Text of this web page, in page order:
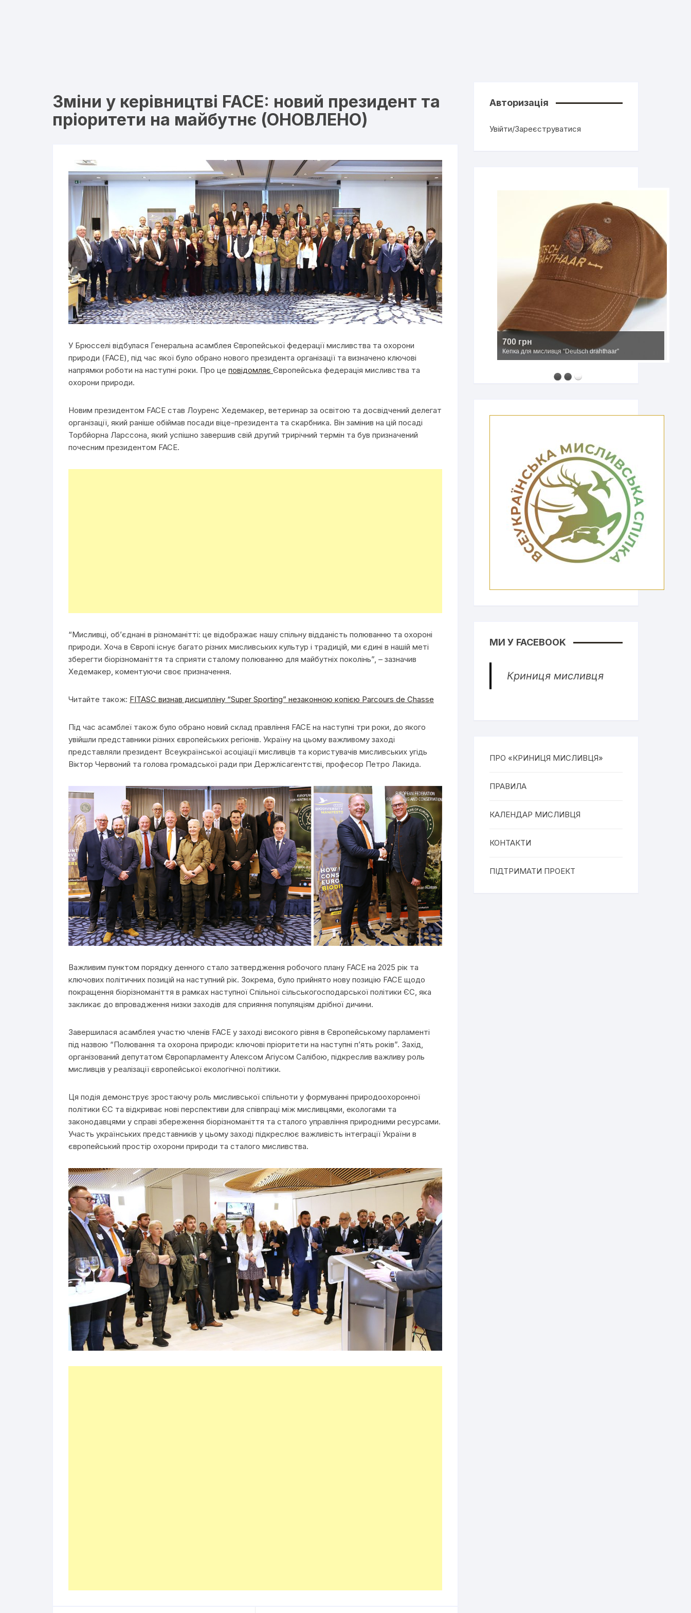
Зміни у керівництві FACE: новий президент та
пріоритети на майбутнє (ОНОВЛЕНО)
У Брюсселі відбулася Генеральна асамблея Європейської федерації мисливства та охорони
природи (FACE), під час якої було обрано нового президента організації та визначено ключові
напрямки роботи на наступні роки. Про це повідомляє Європейська федерація мисливства та
охорони природи.
Новим президентом FACE став Лоуренс Хедемакер, ветеринар за освітою та досвідчений делегат
організації, який раніше обіймав посади віце-президента та скарбника. Він замінив на цій посаді
Торбйорна Ларссона, який успішно завершив свій другий трирічний термін та був призначений
почесним президентом FACE.
“Мисливці, об’єднані в різноманітті: це відображає нашу спільну відданість полюванню та охороні
природи. Хоча в Європі існує багато різних мисливських культур і традицій, ми єдині в нашій меті
зберегти біорізноманіття та сприяти сталому полюванню для майбутніх поколінь”, – зазначив
Хедемакер, коментуючи своє призначення.
Читайте також: FITASC визнав дисципліну “Super Sporting” незаконною копією Parcours de Chasse
Під час асамблеї також було обрано новий склад правління FACE на наступні три роки, до якого
увійшли представники різних європейських регіонів. Україну на цьому важливому заході
представляли президент Всеукраїнської асоціації мисливців та користувачів мисливських угідь
Віктор Червоний та голова громадської ради при Держлісагентстві, професор Петро Лакида.
Важливим пунктом порядку денного стало затвердження робочого плану FACE на 2025 рік та
ключових політичних позицій на наступний рік. Зокрема, було прийнято нову позицію FACE щодо
покращення біорізноманіття в рамках наступної Спільної сільськогосподарської політики ЄС, яка
закликає до впровадження низки заходів для сприяння популяціям дрібної дичини.
Завершилася асамблея участю членів FACE у заході високого рівня в Європейському парламенті
під назвою “Полювання та охорона природи: ключові пріоритети на наступні п’ять років”. Захід,
організований депутатом Європарламенту Алексом Агіусом Салібою, підкреслив важливу роль
мисливців у реалізації європейської екологічної політики.
Ця подія демонструє зростаючу роль мисливської спільноти у формуванні природоохоронної
політики ЄС та відкриває нові перспективи для співпраці між мисливцями, екологами та
законодавцями у справі збереження біорізноманіття та сталого управління природними ресурсами.
Участь українських представників у цьому заході підкреслює важливість інтеграції України в
європейський простір охорони природи та сталого мисливства.
Авторизація
Увійти/Зареєструватися
2500 грн
Мисливський капелюх з широкими полями
МИ У FACEBOOK
Криниця мисливця
ПРО «КРИНИЦЯ МИСЛИВЦЯ»
ПРАВИЛА
КАЛЕНДАР МИСЛИВЦЯ
КОНТАКТИ
ПІДТРИМАТИ ПРОЕКТ